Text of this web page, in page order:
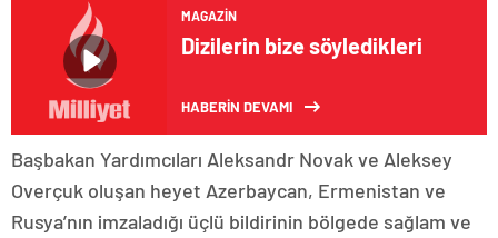
MAGAZIN
Dizilerin bize söyledikleri
HABERİN DEVAMI
Başbakan Yardımcıları Aleksandr Novak ve Aleksey
Overçuk oluşan heyet Azerbaycan, Ermenistan ve
Rusya’nın imzaladığı üçlü bildirinin bölgede sağlam ve